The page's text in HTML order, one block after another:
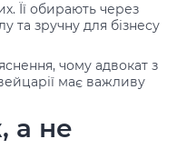
Її обирають через
та зручну для бізнесу
чому адвокат з
має важливу
а не